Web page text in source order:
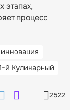
этапах,
процесс
инновация
й Кулинарный
2522